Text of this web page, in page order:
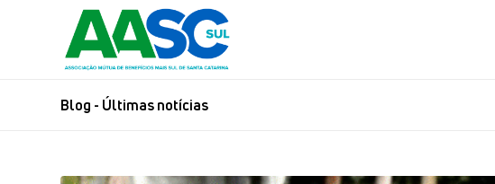
Blog - Últimas notícias